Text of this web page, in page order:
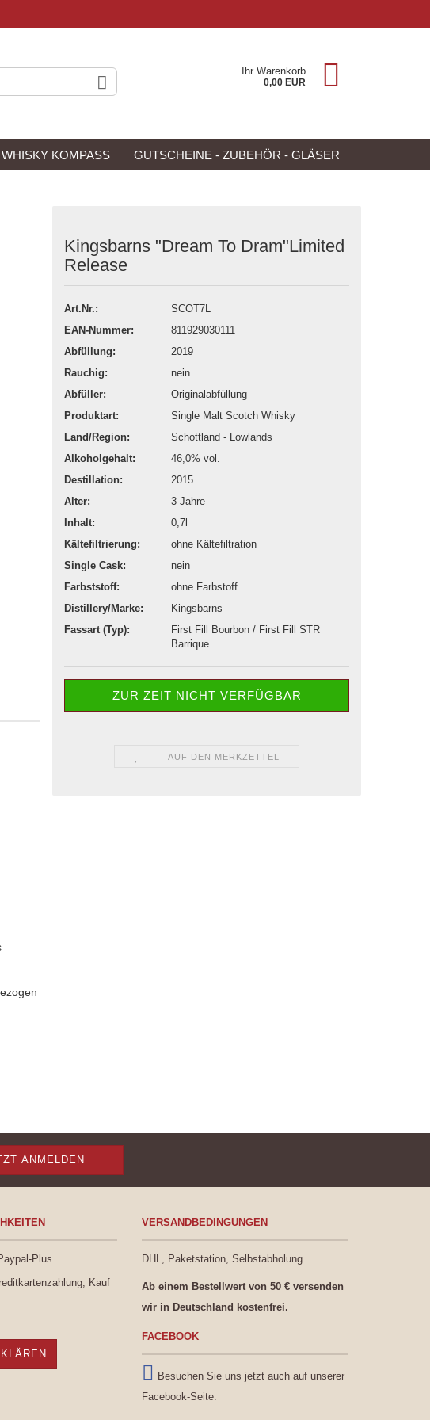
Ihr Warenkorb
0,00 EUR
WHISKY KOMPASS GUTSCHEINE - ZUBEHÖR - GLÄSER
Kingsbarns "Dream To Dram"Limited
Release
Art.Nr.:
SCOT7L
EAN-Nummer:
811929030111
Abfüllung:
2019
Rauchig:
nein
Abfüller:
Originalabfüllung
Produktart:
Single Malt Scotch Whisky
Land/Region:
Schottland - Lowlands
Alkoholgehalt:
46,0% vol.
Destillation:
2015
Alter:
3 Jahre
Inhalt:
0,7l
Kältefiltrierung:
ohne Kältefiltration
Single Cask:
nein
Farbststoff:
ohne Farbstoff
Distillery/Marke:
Kingsbarns
Fassart (Typ):
First Fill Bourbon / First Fill STR
Barrique
ZUR ZEIT NICHT VERFÜGBAR
AUF DEN MERKZETTEL
Plus
Kauf
VERSANDBEDINGUNGEN
DHL, Paketstation, Selbstabholung
Ab einem Bestellwert von 50 € versenden
wir in Deutschland kostenfrei.
FACEBOOK
Besuchen Sie uns jetzt auch auf unserer
Facebook-Seite.